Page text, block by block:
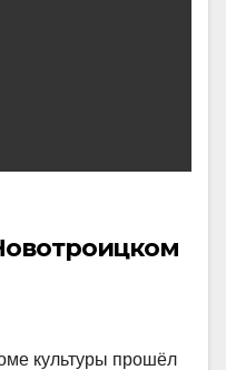
культуры прошёл